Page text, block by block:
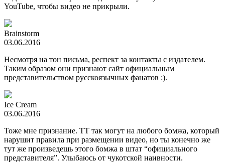
YouTube, чтобы видео не прикрыли.
Brainstorm
03.06.2016
Несмотря на тон письма, респект за контакты с издателем.
Таким образом они признают сайт официальным
представительством русскоязычных фанатов :).
Ice Cream
03.06.2016
Тоже мне признание. ТТ так могут на любого бомжа, который
нарушит правила при размещении видео, но ты конечно же
тут же произведешь этого бомжа в штат “официального
представителя”. Улыбаюсь от чукотской наивности.